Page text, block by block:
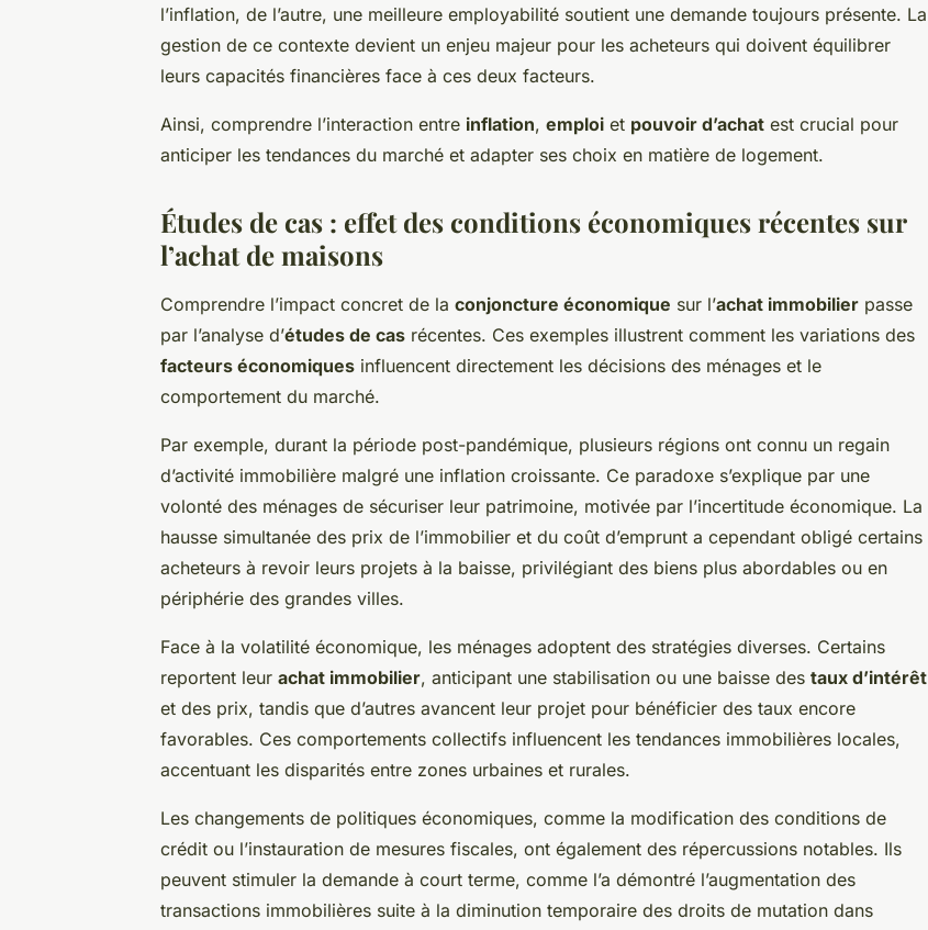
l’inflation, de l’autre, une meilleure employabilité soutient une demande toujours présente. La
gestion de ce contexte devient un enjeu majeur pour les acheteurs qui doivent équilibrer
leurs capacités financières face à ces deux facteurs.
Ainsi, comprendre l’interaction entre inflation, emploi et pouvoir d’achat est crucial pour
anticiper les tendances du marché et adapter ses choix en matière de logement.
Études de cas : effet des conditions économiques récentes sur
l’achat de maisons
Comprendre l’impact concret de la conjoncture économique sur l’achat immobilier passe
par l’analyse d’études de cas récentes. Ces exemples illustrent comment les variations des
facteurs économiques influencent directement les décisions des ménages et le
comportement du marché.
Par exemple, durant la période post-pandémique, plusieurs régions ont connu un regain
d’activité immobilière malgré une inflation croissante. Ce paradoxe s’explique par une
volonté des ménages de sécuriser leur patrimoine, motivée par l’incertitude économique. La
hausse simultanée des prix de l’immobilier et du coût d’emprunt a cependant obligé certains
acheteurs à revoir leurs projets à la baisse, privilégiant des biens plus abordables ou en
périphérie des grandes villes.
Face à la volatilité économique, les ménages adoptent des stratégies diverses. Certains
reportent leur achat immobilier, anticipant une stabilisation ou une baisse des taux d’intérêt
et des prix, tandis que d’autres avancent leur projet pour bénéficier des taux encore
favorables. Ces comportements collectifs influencent les tendances immobilières locales,
accentuant les disparités entre zones urbaines et rurales.
Les changements de politiques économiques, comme la modification des conditions de
crédit ou l’instauration de mesures fiscales, ont également des répercussions notables. Ils
peuvent stimuler la demande à court terme, comme l’a démontré l’augmentation des
transactions immobilières suite à la diminution temporaire des droits de mutation dans